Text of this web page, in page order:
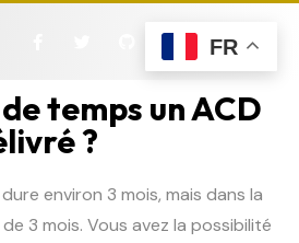
temps un ACD
?
environ 3 mois, mais dans la
3 mois. Vous avez la possibilité
FR